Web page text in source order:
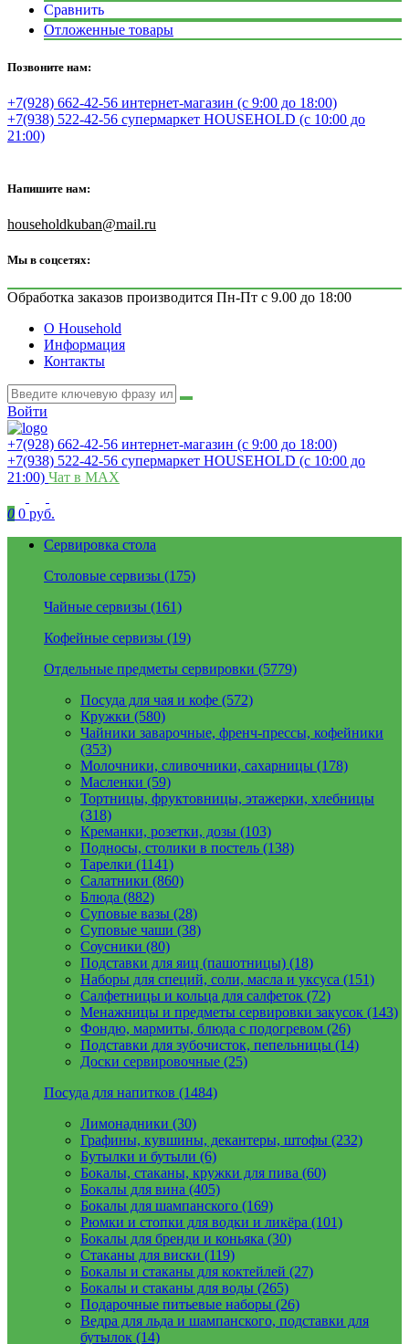
Сравнить
Отложенные товары
Позвоните нам:
+7(928) 662-42-56 интернет-магазин (с 9:00 до 18:00)
+7(938) 522-42-56 супермаркет HOUSEHOLD (с 10:00 до
21:00)
Напишите нам:
householdkuban@mail.ru
Мы в соцсетях:
Обработка заказов производится Пн-Пт с 9.00 до 18:00
О Household
Информация
Контакты
Войти
+7(928) 662-42-56 интернет-магазин (с 9:00 до 18:00)
+7(938) 522-42-56 супермаркет HOUSEHOLD (с 10:00 до
21:00) Чат в MAX
0 0 руб.
Сервировка стола
Столовые сервизы (175)
Чайные сервизы (161)
Кофейные сервизы (19)
Отдельные предметы сервировки (5779)
Посуда для чая и кофе (572)
Кружки (580)
Чайники заварочные, френч-прессы, кофейники
(353)
Молочники, сливочники, сахарницы (178)
Масленки (59)
Тортницы, фруктовницы, этажерки, хлебницы
(318)
Креманки, розетки, дозы (103)
Подносы, столики в постель (138)
Тарелки (1141)
Салатники (860)
Блюда (882)
Суповые вазы (28)
Суповые чаши (38)
Соусники (80)
Подставки для яиц (пашотницы) (18)
Наборы для специй, соли, масла и уксуса (151)
Салфетницы и кольца для салфеток (72)
Менажницы и предметы сервировки закусок (143)
Фондю, мармиты, блюда с подогревом (26)
Подставки для зубочисток, пепельницы (14)
Доски сервировочные (25)
Посуда для напитков (1484)
Лимонадники (30)
Графины, кувшины, декантеры, штофы (232)
Бутылки и бутыли (6)
Бокалы, стаканы, кружки для пива (60)
Бокалы для вина (405)
Бокалы для шампанского (169)
Рюмки и стопки для водки и ликёра (101)
Бокалы для бренди и коньяка (30)
Стаканы для виски (119)
Бокалы и стаканы для коктейлей (27)
Бокалы и стаканы для воды (265)
Подарочные питьевые наборы (26)
Ведра для льда и шампанского, подставки для
бутылок (14)